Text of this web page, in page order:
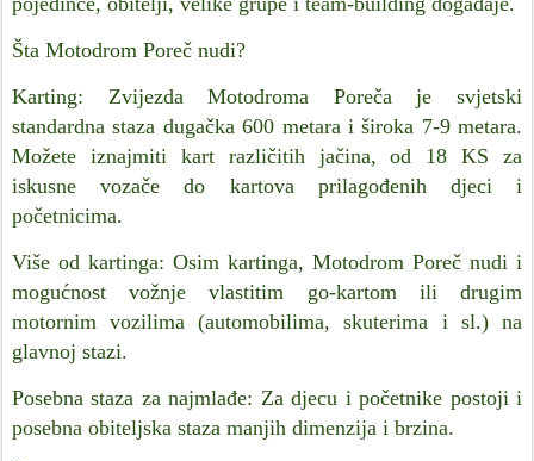
Šta Motodrom Poreč nudi?
Karting: Zvijezda Motodroma Poreča je svjetski
standardna staza dugačka 600 metara i široka 7-9 metara.
Možete iznajmiti kart različitih jačina, od 18 KS za
iskusne vozače do kartova prilagođenih djeci i
početnicima.
Više od kartinga: Osim kartinga, Motodrom Poreč nudi i
mogućnost vožnje vlastitim go-kartom ili drugim
motornim vozilima (automobilima, skuterima i sl.) na
glavnoj stazi.
Posebna staza za najmlađe: Za djecu i početnike postoji i
posebna obiteljska staza manjih dimenzija i brzina.